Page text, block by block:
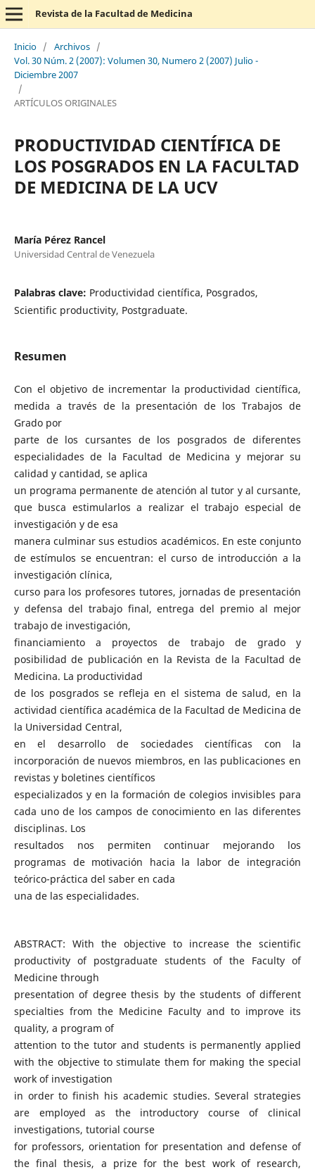
Revista de la Facultad de Medicina
Inicio / Archivos /
Vol. 30 Núm. 2 (2007): Volumen 30, Numero 2 (2007) Julio -
Diciembre 2007
/
ARTÍCULOS ORIGINALES
PRODUCTIVIDAD CIENTÍFICA DE
LOS POSGRADOS EN LA FACULTAD
DE MEDICINA DE LA UCV
María Pérez Rancel
Universidad Central de Venezuela
Palabras clave: Productividad científica, Posgrados,
Scientific productivity, Postgraduate.
Resumen
Con el objetivo de incrementar la productividad científica,
medida a través de la presentación de los Trabajos de
Grado por
parte de los cursantes de los posgrados de diferentes
especialidades de la Facultad de Medicina y mejorar su
calidad y cantidad, se aplica
un programa permanente de atención al tutor y al cursante,
que busca estimularlos a realizar el trabajo especial de
investigación y de esa
manera culminar sus estudios académicos. En este conjunto
de estímulos se encuentran: el curso de introducción a la
investigación clínica,
curso para los profesores tutores, jornadas de presentación
y defensa del trabajo final, entrega del premio al mejor
trabajo de investigación,
financiamiento a proyectos de trabajo de grado y
posibilidad de publicación en la Revista de la Facultad de
Medicina. La productividad
de los posgrados se refleja en el sistema de salud, en la
actividad científica académica de la Facultad de Medicina de
la Universidad Central,
en el desarrollo de sociedades científicas con la
incorporación de nuevos miembros, en las publicaciones en
revistas y boletines científicos
especializados y en la formación de colegios invisibles para
cada uno de los campos de conocimiento en las diferentes
disciplinas. Los
resultados nos permiten continuar mejorando los
programas de motivación hacia la labor de integración
teórico-práctica del saber en cada
una de las especialidades.
ABSTRACT: With the objective to increase the scientific
productivity of postgraduate students of the Faculty of
Medicine through
presentation of degree thesis by the students of different
specialties from the Medicine Faculty and to improve its
quality, a program of
attention to the tutor and students is permanently applied
with the objective to stimulate them for making the special
work of investigation
in order to finish his academic studies. Several strategies
are employed as the introductory course of clinical
investigations, tutorial course
for professors, orientation for presentation and defense of
the final thesis, a prize for the best work of research,